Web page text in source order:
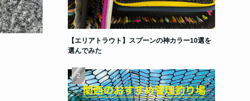
【エリアトラウト】スプーンの神カラー10選を
選んでみた